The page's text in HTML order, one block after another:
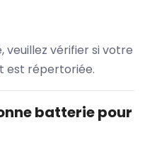
vérifier si votre
est répertoriée.
batterie pour